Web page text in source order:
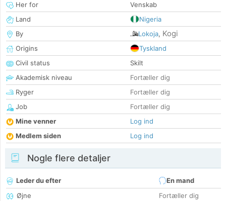
Her for
Venskab
Land
Nigeria
By
Lokoja, Kogi
Origins
Tyskland
Civil status
Skilt
Akademisk niveau
Fortæller dig
Ryger
Fortæller dig
Job
Fortæller dig
Mine venner
Log ind
Medlem siden
Log ind
Nogle flere detaljer
Leder du efter
En mand
Øjne
Fortæller dig